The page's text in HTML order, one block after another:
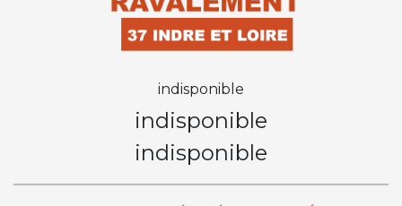
indisponible
indisponible
indisponible